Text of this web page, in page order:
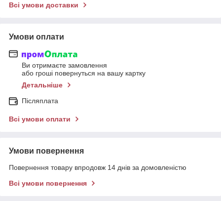
Всі умови доставки
Умови оплати
Ви отримаєте замовлення
або гроші повернуться на вашу картку
Детальніше
Післяплата
Всі умови оплати
Умови повернення
Повернення товару впродовж 14 днів за домовленістю
Всі умови повернення